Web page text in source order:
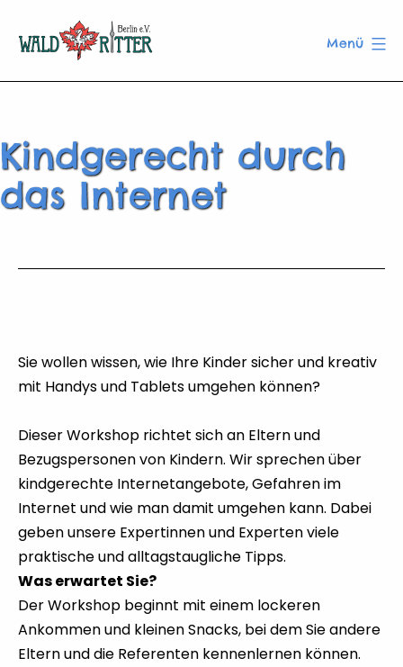
Inhalt
Menü
Kindgerecht durch
das Internet
Sie wollen wissen, wie Ihre Kinder sicher und kreativ
mit Handys und Tablets umgehen können?
Dieser Workshop richtet sich an Eltern und
Bezugspersonen von Kindern. Wir sprechen über
kindgerechte Internetangebote, Gefahren im
Internet und wie man damit umgehen kann. Dabei
geben unsere Expertinnen und Experten viele
praktische und alltagstaugliche Tipps.
Was erwartet Sie?
Der Workshop beginnt mit einem lockeren
Ankommen und kleinen Snacks, bei dem Sie andere
Eltern und die Referenten kennenlernen können.